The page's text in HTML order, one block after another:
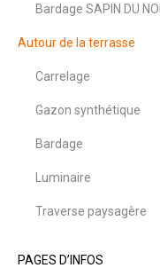
Bardage SAPIN DU
Autour de la terrasse
Carrelage
Gazon synthétique
Bardage
Luminaire
Traverse paysagère
PAGES D’INFOS